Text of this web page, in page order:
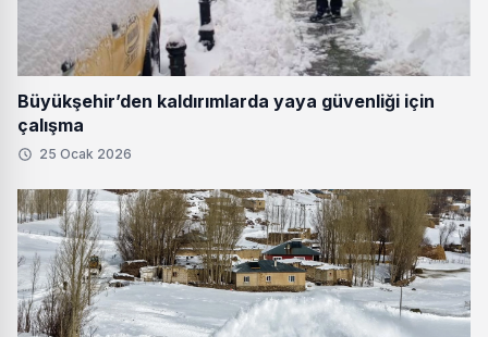
Büyükşehir’den kaldırımlarda yaya güvenliği için
çalışma
25 Ocak 2026